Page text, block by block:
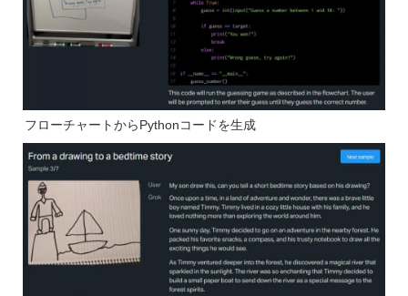
フローチャートからPythonコードを生成